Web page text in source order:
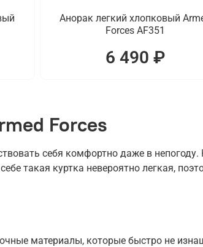
Анорак легкий хлопковый
Forces AF351
6 490 ₽
Forces
себя комфортно даже в
такая куртка невероятно легкая,
материалы, которые быстро не